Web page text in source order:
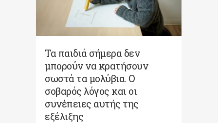
Τα παιδιά σήμερα δεν
μπορούν να κρατήσουν
σωστά τα μολύβια. Ο
σοβαρός λόγος και οι
συνέπειες αυτής της
εξέλιξης